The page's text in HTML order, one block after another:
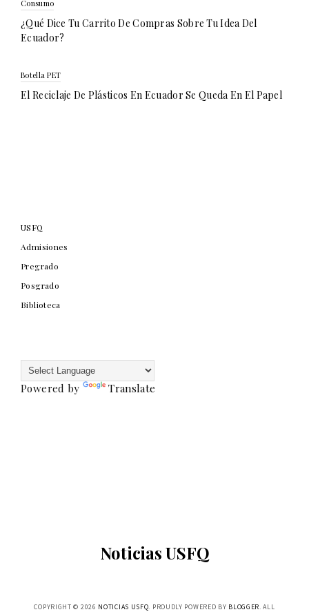
Consumo
¿Qué Dice Tu Carrito De Compras Sobre Tu Idea Del
Ecuador?
Botella PET
El Reciclaje De Plásticos En Ecuador Se Queda En El Papel
USFQ
Admisiones
Pregrado
Posgrado
Biblioteca
Powered by Translate
Noticias USFQ
COPYRIGHT © 2026 NOTICIAS USFQ. PROUDLY POWERED BY BLOGGER. ALL